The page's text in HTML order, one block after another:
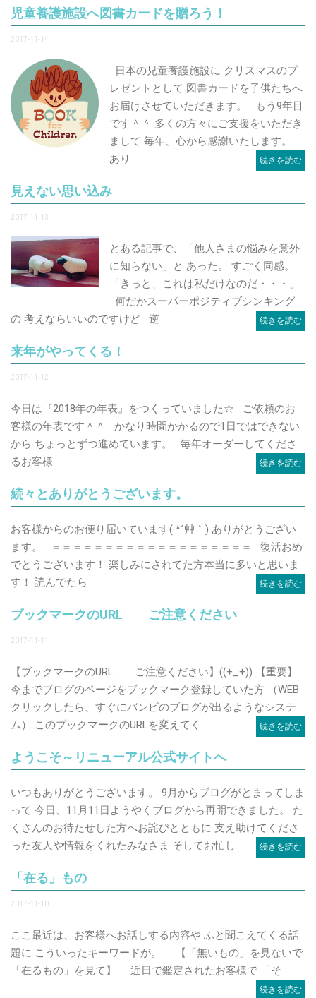
児童養護施設へ図書カードを贈ろう！
2017-11-14
日本の児童養護施設に クリスマスのプ
レゼントとして 図書カードを子供たちへ
お届けさせていただきます。 もう9年目
です＾＾ 多くの方々にご支援をいただき
まして 毎年、心から感謝いたします。
あり
続きを読む
見えない思い込み
2017-11-13
とある記事で、「他人さまの悩みを意外
に知らない」と あった。 すごく同感。
「きっと、これは私だけなのだ・・・」
何だかスーパーポジティブシンキング
の 考えならいいのですけど 逆
続きを読む
来年がやってくる！
2017-11-12
今日は『2018年の年表』をつくっていました☆ ご依頼のお
客様の年表です＾＾ かなり時間かかるので1日ではできない
から ちょっとずつ進めています。 毎年オーダーしてくださ
るお客様
続きを読む
続々とありがとうございます。
お客様からのお便り届いています( *´艸｀) ありがとうござい
ます。 ＝＝＝＝＝＝＝＝＝＝＝＝＝＝＝＝＝＝＝ 復活おめ
でとうございます！ 楽しみにされてた方本当に多いと思いま
す！ 読んでたら
続きを読む
ブックマークのURL ご注意ください
2017-11-11
【ブックマークのURL ご注意ください】((+_+)) 【重要】
今までブログのページをブックマーク登録していた方 （WEB
クリックしたら、すぐにバンビのブログが出るようなシステ
ム） このブックマークのURLを変えてく
続きを読む
ようこそ～リニューアル公式サイトへ
いつもありがとうございます。 9月からブログがとまってしま
って 今日、11月11日ようやくブログから再開できました。 た
くさんのお待たせした方へお詫びとともに 支え助けてくださ
った友人や情報をくれたみなさま そしてお忙し
続きを読む
「在る」もの
2017-11-10
ここ最近は、お客様へお話しする内容や ふと聞こえてくる話
題に こういったキーワードが。 【「無いもの」を見ないで
「在るもの」を見て】 近日で鑑定されたお客様で 「そ
続きを読む